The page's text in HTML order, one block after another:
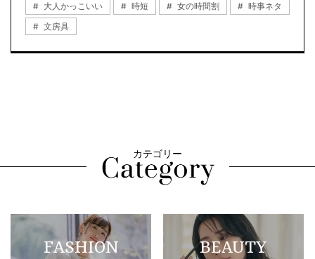
大人かっこいい
時短 女の時間割
時事ネタ
文房具
カテゴリー
FASHION BEAUTY